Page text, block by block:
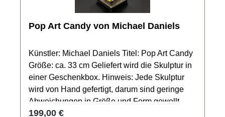
Pop Art Candy von Michael Daniels
Künstler: Michael Daniels Titel: Pop Art Candy
Größe: ca. 33 cm Geliefert wird die Skulptur in
einer Geschenkbox. Hinweis: Jede Skulptur
wird von Hand gefertigt, darum sind geringe
Abweichungen in Größe und Form gewollt.
Das Produktbild zeigt nur ein Muster der
Regulärer Preis:
199,00 €